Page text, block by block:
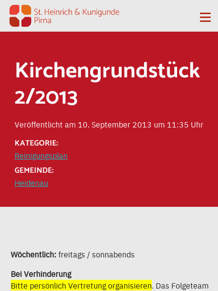
Zum Inhalt springen
Kirchengrundstück
2/2013
Veröffentlicht am 10. September 2013 um 11:35 Uhr
KATEGORIE:
Reinigungsplan
GEMEINDE:
Heidenau
Wöchentlich: freitags / sonnabends
Bei Verhinderung
Bitte persönlich Vertretung organisieren. Das Folgeteam